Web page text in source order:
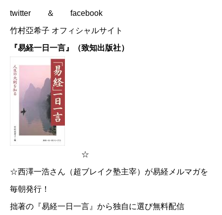
twitter ＆ facebook
竹村亞希子 オフィシャルサイト
『易経一日一言』（致知出版社）
☆
☆西澤一浩さん（超ブレイク塾主宰）が易経メルマガを
毎朝発行！
拙著の『易経一日一言』から独自に選び無料配信